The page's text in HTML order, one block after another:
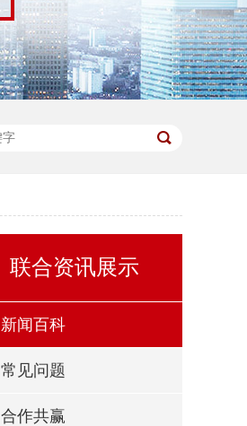
联合资讯展示
新闻百科
常见问题
合作共赢